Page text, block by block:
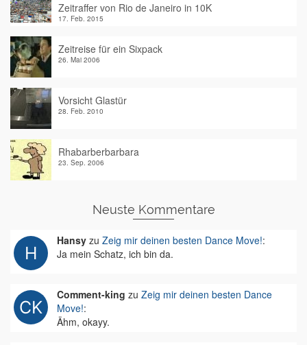
Zeitraffer von Rio de Janeiro in 10K
17. Feb. 2015
Zeitreise für ein Sixpack
26. Mai 2006
Vorsicht Glastür
28. Feb. 2010
Rhabarberbarbara
23. Sep. 2006
Neuste Kommentare
Hansy zu Zeig mir deinen besten Dance Move!:
Ja mein Schatz, ich bin da.
Comment-king zu Zeig mir deinen besten Dance
Move!:
Ähm, okayy.